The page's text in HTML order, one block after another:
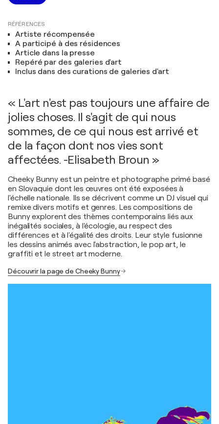
RÉFÉRENCES
Artiste récompensée
A participé à des résidences
Article dans la presse
Repéré par des galeries d'art
Inclus dans des curations de galeries d'art
« L'art n'est pas toujours une affaire de
jolies choses. Il s'agit de qui nous
sommes, de ce qui nous est arrivé et
de la façon dont nos vies sont
affectées. -Elisabeth Broun »
Cheeky Bunny est un peintre et photographe primé basé
en Slovaquie dont les œuvres ont été exposées à
l'échelle nationale. Ils se décrivent comme un DJ visuel qui
remixe divers motifs et genres. Les compositions de
Bunny explorent des thèmes contemporains liés aux
inégalités sociales, à l'écologie, au respect des
différences et à l'égalité des droits. Leur style fusionne
les dessins animés avec l'abstraction, le pop art, le
graffiti et le street art moderne.
Découvrir la page de Cheeky Bunny